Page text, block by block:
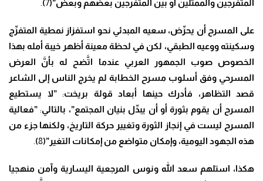
المتفرجين والممثلين أو بين المتفرجين بعضهم وبعض”(7
)
على المسرح أن يحرِّض، سعيه المبدئي نحو استفزاز نمطية المتفرِّج
وسكينته ووعيه الطبقي، لكن في لحظة معينة أظهر خيبة أمله بهذا
الخصوص صوب الجمهور العربيعندما اتَّضح له بأنَّ العرض
المسرحي وفق أسلوب مسرح الخطابة لم يخرج الناس إلى الشاعر
قصد التظاهر ، فأدرك حينها أبعاد قولة بريخت:”لا يستطيع
المسرح أن يقوم بثورة أو أن يبدِّل بنيان المجتمع”، بالتالي: ”فعالية
المسرح ليست فيإنجاز الثورة وتغيير حركة التاريخ، ولكنها جزء من
هذه الجهود اليومية، وإمكان متواضع من إمكانات التغير”(8
)
هكذا، استلهم سعد الله ونوس المرجعية اليسارية وآمن منهجيا